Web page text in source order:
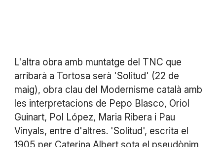
L'altra obra amb muntatge del TNC que
arribarà a Tortosa serà 'Solitud' (22 de
maig), obra clau del Modernisme català amb
les interpretacions de Pepo Blasco, Oriol
Guinart, Pol López, Maria Ribera i Pau
Vinyals, entre d'altres. 'Solitud', escrita el